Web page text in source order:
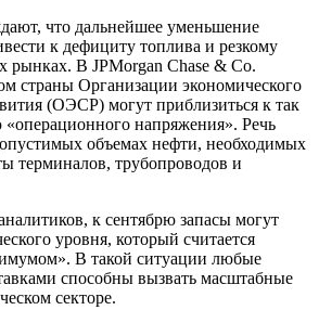
что дальнейшее уменьшение
к дефициту топлива и резкому
рынках. В JPMorgan Chase & Co.
страны Организации экономического
(ОЭСР) могут приблизиться к так
напряжения». Речь
объемах нефти, необходимых
терминалов, трубопроводов и
к сентябрю запасы могут
уровня, который считается
В такой ситуации любые
способны вызвать масштабные
секторе.